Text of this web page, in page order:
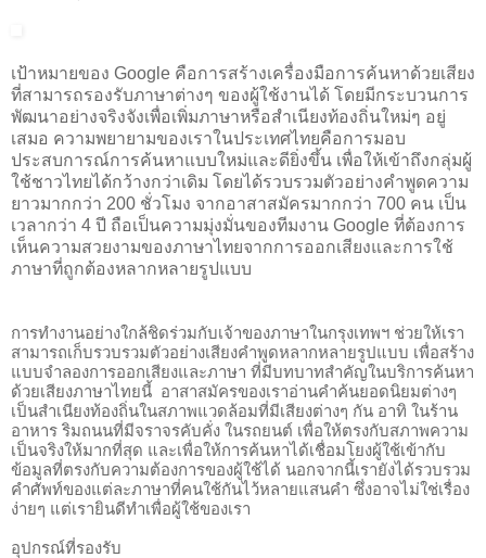
เป้าหมายของ Google คือการสร้างเครื่องมือการค้นหาด้วยเสียง
ที่สามารถรองรับภาษาต่างๆ ของผู้ใช้งานได้ โดยมีกระบวนการ
พัฒนาอย่างจริงจังเพื่อเพิ่มภาษาหรือสำเนียงท้องถิ่นใหม่ๆ อยู่
เสมอ ความพยายามของเราในประเทศไทยคือการมอบ
ประสบการณ์การค้นหาแบบใหม่และดียิ่งขึ้น เพื่อให้เข้าถึงกลุ่มผู้
ใช้ชาวไทยได้กว้างกว่าเดิม โดยได้รวบรวมตัวอย่างคำพูดความ
ยาวมากกว่า 200 ชั่วโมง จากอาสาสมัครมากกว่า 700 คน เป็น
เวลากว่า 4 ปี ถือเป็นความมุ่งมั่นของทีมงาน Google ที่ต้องการ
เห็นความสวยงามของภาษาไทยจากการออกเสียงและการใช้
ภาษาที่ถูกต้องหลากหลายรูปแบบ
การทำงานอย่างใกล้ชิดร่วมกับเจ้าของภาษาในกรุงเทพฯ ช่วยให้เรา
สามารถเก็บรวบรวมตัวอย่างเสียงคำพูดหลากหลายรูปแบบ เพื่อสร้าง
แบบจำลองการออกเสียงและภาษา ที่มีบทบาทสำคัญในบริการค้นหา
ด้วยเสียงภาษาไทยนี้  อาสาสมัครของเราอ่านคำค้นยอดนิยมต่างๆ
เป็นสำเนียงท้องถิ่นในสภาพแวดล้อมที่มีเสียงต่างๆ กัน อาทิ ในร้าน
อาหาร ริมถนนที่มีจราจรคับคั่ง ในรถยนต์ เพื่อให้ตรงกับสภาพความ
เป็นจริงให้มากที่สุด และเพื่อให้การค้นหาได้เชื่อมโยงผู้ใช้เข้ากับ
ข้อมูลที่ตรงกับความต้องการของผู้ใช้ได้ นอกจากนี้เรายังได้รวบรวม
คำศัพท์ของแต่ละภาษาที่คนใช้กันไว้หลายแสนคำ ซึ่งอาจไม่ใช่เรื่อง
ง่ายๆ แต่เรายินดีทำเพื่อผู้ใช้ของเรา
อุปกรณ์ที่รองรับ